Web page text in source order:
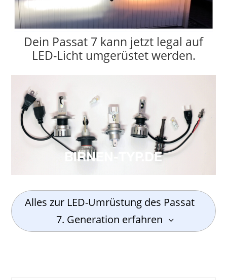
Dein Passat 7 kann jetzt legal auf
LED-Licht umgerüstet werden.
Alles zur LED-Umrüstung des Passat
7. Generation erfahren